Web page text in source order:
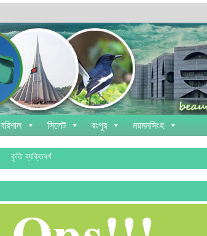
বরিশাল সিলেট রংপুর ময়মনসিংহ
কৃতি ব্যক্তিবর্গ